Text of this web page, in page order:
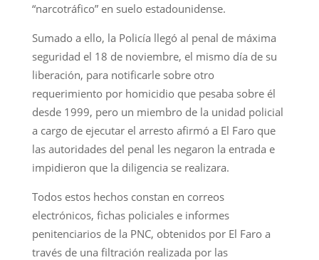
“narcotráfico” en suelo estadounidense.
Sumado a ello, la Policía llegó al penal de máxima
seguridad el 18 de noviembre, el mismo día de su
liberación, para notificarle sobre otro
requerimiento por homicidio que pesaba sobre él
desde 1999, pero un miembro de la unidad policial
a cargo de ejecutar el arresto afirmó a El Faro que
las autoridades del penal les negaron la entrada e
impidieron que la diligencia se realizara.
Todos estos hechos constan en correos
electrónicos, fichas policiales e informes
penitenciarios de la PNC, obtenidos por El Faro a
través de una filtración realizada por las